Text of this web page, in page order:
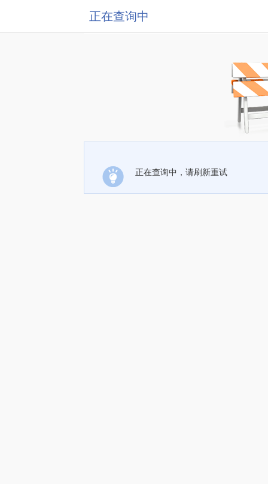
正在查询中
正在查询中，请刷新重试